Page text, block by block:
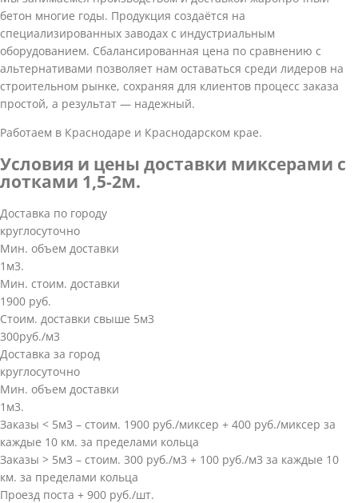
бетон многие годы. Продукция создаётся на
специализированных заводах с индустриальным
оборудованием. Сбалансированная цена по сравнению с
альтернативами позволяет нам оставаться среди лидеров на
строительном рынке, сохраняя для клиентов процесс заказа
простой, а результат — надежный.
Работаем в Краснодаре и Краснодарском крае.
Условия и цены доставки миксерами с
лотками 1,5-2м.
Доставка по городу
круглосуточно
Мин. объем доставки
1м3.
Мин. стоим. доставки
1900 руб.
Стоим. доставки свыше 5м3
300руб./м3
Доставка за город
круглосуточно
Мин. объем доставки
1м3.
Заказы < 5м3 – стоим. 1900 руб./миксер + 400 руб./миксер за
каждые 10 км. за пределами кольца
Заказы > 5м3 – стоим. 300 руб./м3 + 100 руб./м3 за каждые 10
км. за пределами кольца
Проезд поста + 900 руб./шт.